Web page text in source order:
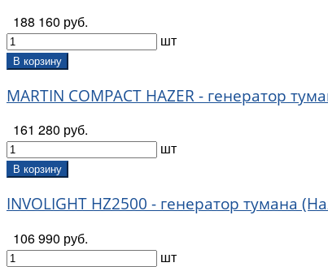
188 160 руб.
шт
В корзину
MARTIN COMPACT HAZER - генератор
161 280 руб.
шт
В корзину
INVOLIGHT HZ2500 - генератор тумана
106 990 руб.
шт